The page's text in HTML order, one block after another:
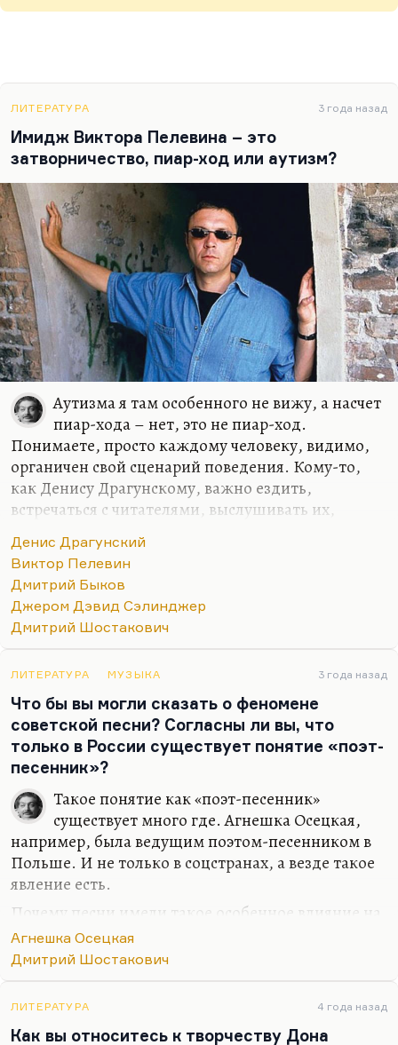
ЛИТЕРАТУРА 3 года назад
Имидж Виктора Пелевина – это
затворничество, пиар-ход или аутизм?
Аутизма я там особенного не вижу, а насчет
пиар-хода – нет, это не пиар-ход.
Понимаете, просто каждому человеку, видимо,
органичен свой сценарий поведения. Кому-то,
как Денису Драгунскому, важно ездить,
встречаться с читателями, выслушивать их,
видел, как Драгунский общается с аудиторией:
для него это такое же наслаждение, как для меня
вести урок. Он пропитывается чужими
историями, чужими настроениями. Это его
способ познания мира.
Другие люди, как Сорокин, любят встречаться
изредка и с немногими. Третьи, как Пелевин, не
любят встречаться вообще. Но это нормально.
Кстати, не хочу пролезать в один ряд ни с кем, но
честно скажу: у меня в Москве…
Денис Драгунский
Виктор Пелевин
Дмитрий Быков
Джером Дэвид Сэлинджер
Дмитрий Шостакович
ЛИТЕРАТУРА МУЗЫКА 3 года назад
Что бы вы могли сказать о феномене
советской песни? Согласны ли вы, что
только в России существует понятие «поэт-
песенник»?
Такое понятие как «поэт-песенник»
существует много где. Агнешка Осецкая,
например, была ведущим поэтом-песенником в
Польше. И не только в соцстранах, а везде такое
явление есть.
Почему песни имели такое особенное влияние на
советского человека? Видите ли, в Советском
Союзе особенно нагляден стал вот этот феномен
словами, появления авторского,
конкретизированного, личностного фольклора,
фольклора от первого лица. Это означало, что
Агнешка Осецкая
Дмитрий Шостакович
ЛИТЕРАТУРА 4 года назад
Как вы относитесь к творчеству Дона